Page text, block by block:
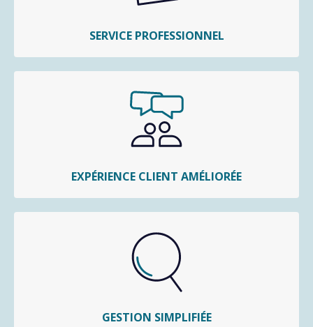
SERVICE PROFESSIONNEL
EXPÉRIENCE CLIENT AMÉLIORÉE
GESTION SIMPLIFIÉE